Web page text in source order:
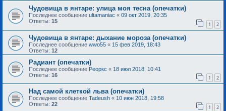
Чудовища в янтаре: улица моя тесна (опечатки)
Последнее сообщение ultamaniac « 09 окт 2019, 20:35
Ответы: 15 1 2
Чудовища в янтаре: дыхание мороза (опечатки)
Последнее сообщение wwo55 « 15 фев 2019, 18:43
Ответы: 12
Радиант (опечатки)
Последнее сообщение Реоркс « 18 июл 2018, 10:41
Ответы: 16 1 2
Над самой клеткой льва (опечатки)
Последнее сообщение Tadeush « 10 июн 2018, 19:58
Ответы: 22 1 2